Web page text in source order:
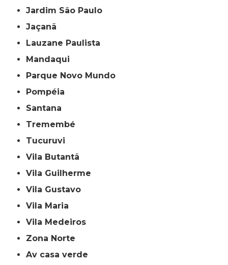
Jardim São Paulo
Jaçanã
Lauzane Paulista
Mandaqui
Parque Novo Mundo
Pompéia
Santana
Tremembé
Tucuruvi
Vila Butantã
Vila Guilherme
Vila Gustavo
Vila Maria
Vila Medeiros
Zona Norte
av casa verde